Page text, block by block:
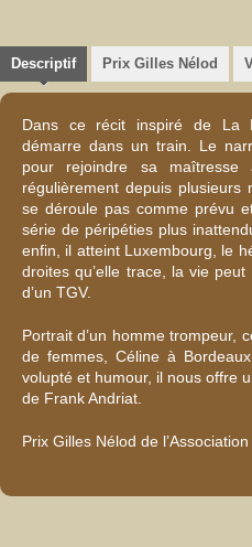
Descriptif Prix Gilles Nélod
Dans ce récit inspiré de La
démarre dans un train. Le
pour rejoindre sa
régulièrement depuis
se déroule pas comme prévu
série de péripéties plus
enfin, il atteint Luxembourg, le
droites qu’elle trace, la vie
d’un TGV.
Portrait d’un homme trompeur,
de femmes, Céline à
volupté et humour, il nous offre
de Frank Andriat.
Prix Gilles Nélod de